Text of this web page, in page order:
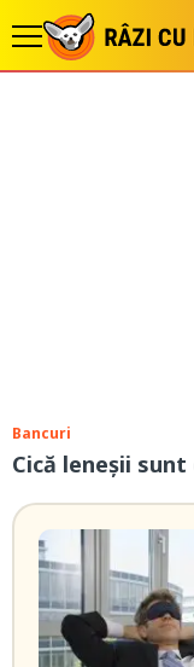
Bancuri
Cică leneșii